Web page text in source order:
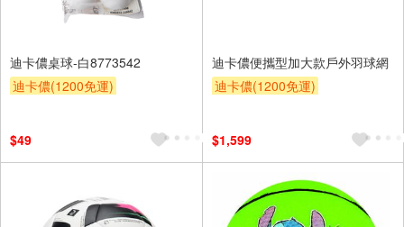
迪卡儂桌球-白8773542
迪卡儂(1200免運)
$49
迪卡儂便攜型加大款戶外羽球網
迪卡儂(1200免運)
$1,599